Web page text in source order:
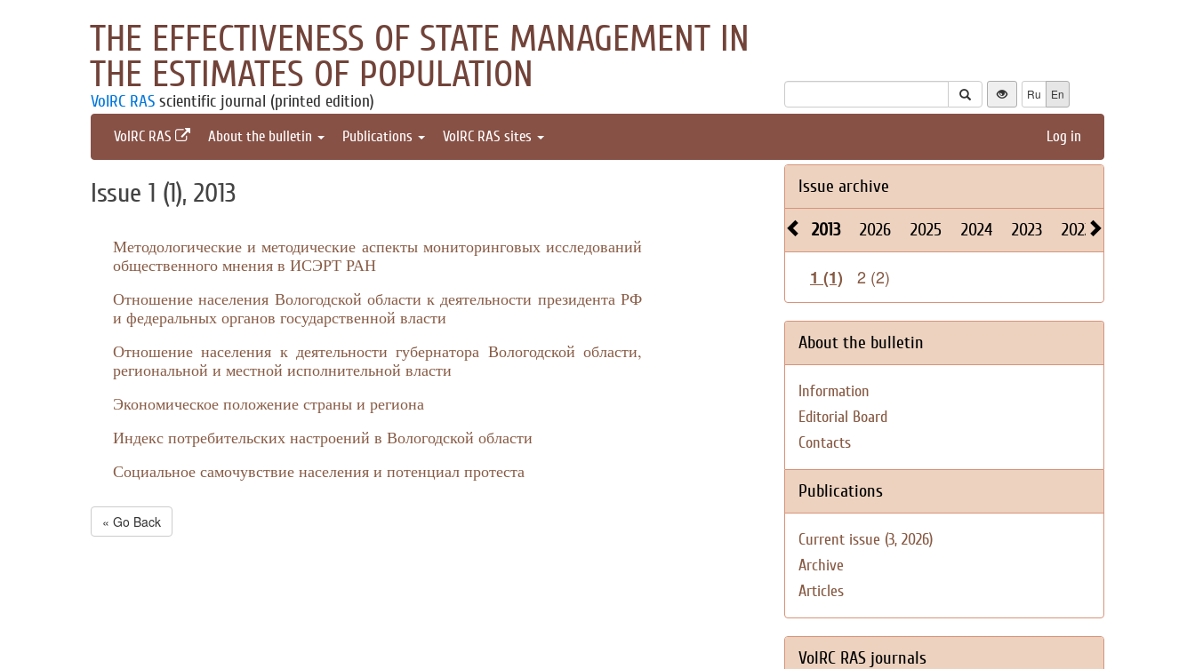
THE EFFECTIVENESS OF STATE MANAGEMENT IN
THE ESTIMATES OF POPULATION
VolRC RAS scientific journal (printed edition) Ru En
VolRC RAS About the bulletin Publications VolRC RAS sites Log in
Issue 1 (1), 2013
Методологические и методические аспекты мониторинговых исследований
общественного мнения в ИСЭРТ РАН
Отношение населения Вологодской области к деятельности президента РФ
и федеральных органов государственной власти
Отношение населения к деятельности губернатора Вологодской области,
региональной и местной исполнительной власти
Экономическое положение страны и региона
Индекс потребительских настроений в Вологодской области
Социальное самочувствие населения и потенциал протеста
« Go Back
Issue archive
2013 2026 2025 2024 2023 2022
1 (1) 2 (2)
About the bulletin
Information
Editorial Board
Contacts
Publications
Current issue (3, 2026)
Archive
Articles
VolRC RAS journals